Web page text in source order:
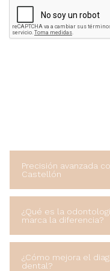
Precisión avanzada
Castellón
¿Qué es la
marca la diferencia?
¿Cómo mejora el
dental?